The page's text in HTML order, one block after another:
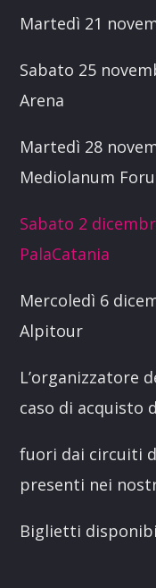
Martedì 21
Sabato 25
Arena
Martedì 28
Mediolanum
Sabato 2
PalaCatania
Mercoledì 6
Alpitour
L’organizzatore
caso di acquisto
fuori dai circuiti
presenti nei
Biglietti